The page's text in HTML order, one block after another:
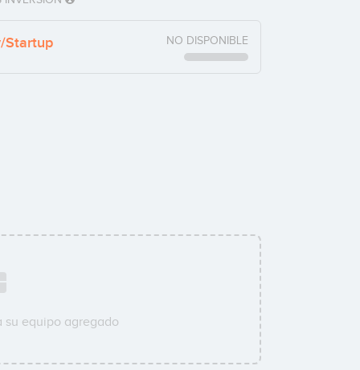
Startup NO DISPONIBLE
su equipo agregado